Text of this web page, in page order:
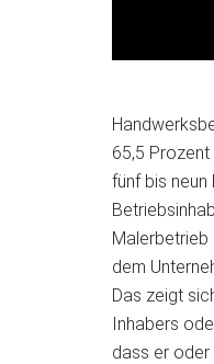
65,5
fünf bis
Malerbetrieb
dem
Das zeigt
Inhabers
dass er oder